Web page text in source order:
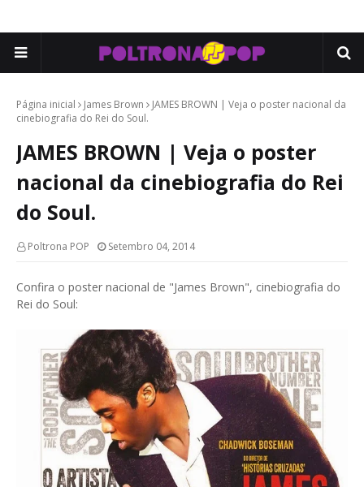
Página inicial James Brown
JAMES BROWN | Veja o poster nacional da
cinebiografia do Rei do Soul.
JAMES BROWN | Veja o poster
nacional da cinebiografia do Rei
do Soul.
Poltrona POP Setembro 04, 2014
Confira o poster nacional de "James Brown", cinebiografia do
Rei do Soul: